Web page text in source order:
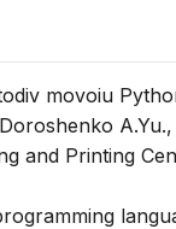
movoiu
A.Yu.,
and Printing